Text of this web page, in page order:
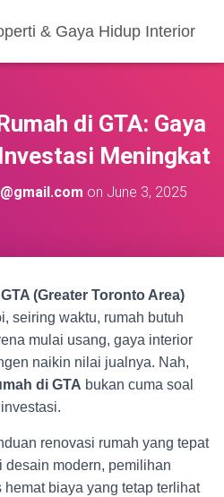
& Gaya Hidup Interior
di GTA: Gaya
Meningkat
on June 3, 2025
GTA (Greater Toronto Area)
seiring waktu, rumah butuh
mulai usang, gaya interior
naikin nilai jualnya. Nah,
di GTA bukan cuma soal
renovasi rumah yang tepat
desain modern, pemilihan
biaya yang tetap terlihat